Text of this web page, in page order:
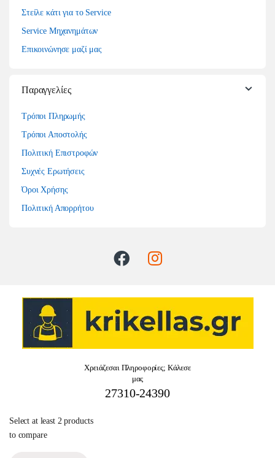
Στείλε κάτι για το Service
Service Μηχανημάτων
Επικοινώνησε μαζί μας
Παραγγελίες
Τρόποι Πληρωμής
Τρόποι Αποστολής
Πολιτική Επιστροφών
Συχνές Ερωτήσεις
Όροι Χρήσης
Πολιτική Απορρήτου
Χρειάζεσαι Πληροφορίες; Κάλεσε
μας
27310-24390
Select at least 2 products
to compare